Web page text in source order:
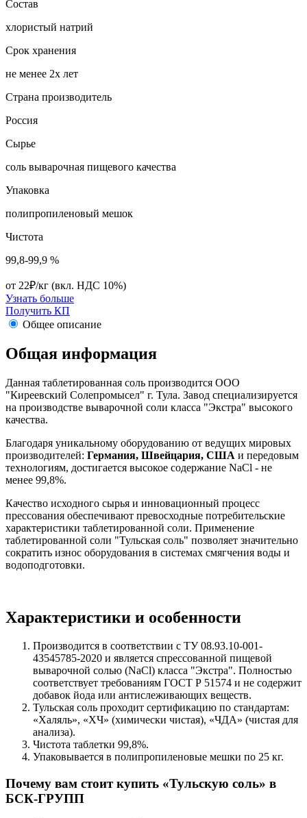
Состав
хлористый натрий
Срок хранения
не менее 2х лет
Страна производитель
Россия
Сырье
соль выварочная пищевого качества
Упаковка
полипропиленовый мешок
Чистота
99,8-99,9 %
от 22₽/кг (вкл. НДС 10%)
Узнать больше
Получить КП
Общее описание
Общая информация
Данная таблетированная соль производится ООО
"Киреевский Солепромысел" г. Тула. Завод специализируется
на производстве выварочной соли класса "Экстра" высокого
качества.
Благодаря уникальному оборудованию от ведущих мировых
производителей: Германия, Швейцария, США и передовым
технологиям, достигается высокое содержание NaCl - не
менее 99,8%.
Качество исходного сырья и инновационный процесс
прессования обеспечивают превосходные потребительские
характеристики таблетированной соли. Применение
таблетированной соли "Тульская соль" позволяет значительно
сократить износ оборудования в системах смягчения воды и
водоподготовки.
Характеристики и особенности
Производится в соответствии с ТУ 08.93.10-001-
43545785-2020 и является спрессованной пищевой
выварочной солью (NaCl) класса "Экстра". Полностью
соответствует требованиям ГОСТ Р 51574 и не содержит
добавок йода или антислеживающих веществ.
Тульская соль проходит сертификацию по стандартам:
«Халяль», «ХЧ» (химически чистая), «ЧДА» (чистая для
анализа).
Чистота таблетки 99,8%.
Упаковывается в полипропиленовые мешки по 25 кг.
Почему вам стоит купить «Тульскую соль» в
БСК-ГРУПП